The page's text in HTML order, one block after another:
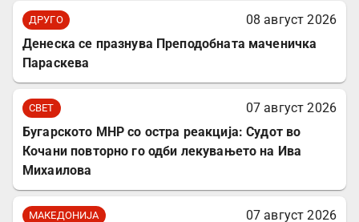
ДРУГО
08 август 2026
Денеска се празнува Преподобната маченичка
Параскева
СВЕТ
07 август 2026
Бугарското МНР со остра реакција: Судот во
Кочани повторно го одби лекувањето на Ива
Михаилова
МАКЕДОНИЈА
07 август 2026